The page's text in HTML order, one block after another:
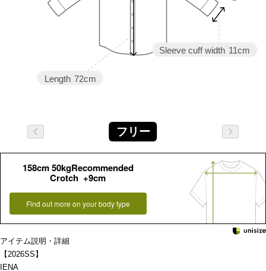
Sleeve cuff width 11cm
Length 72cm
フリー
158cm 50kgRecommended
Crotch +9cm
Find out more on your body type
アイテム説明・詳細
【2026SS】
IENA